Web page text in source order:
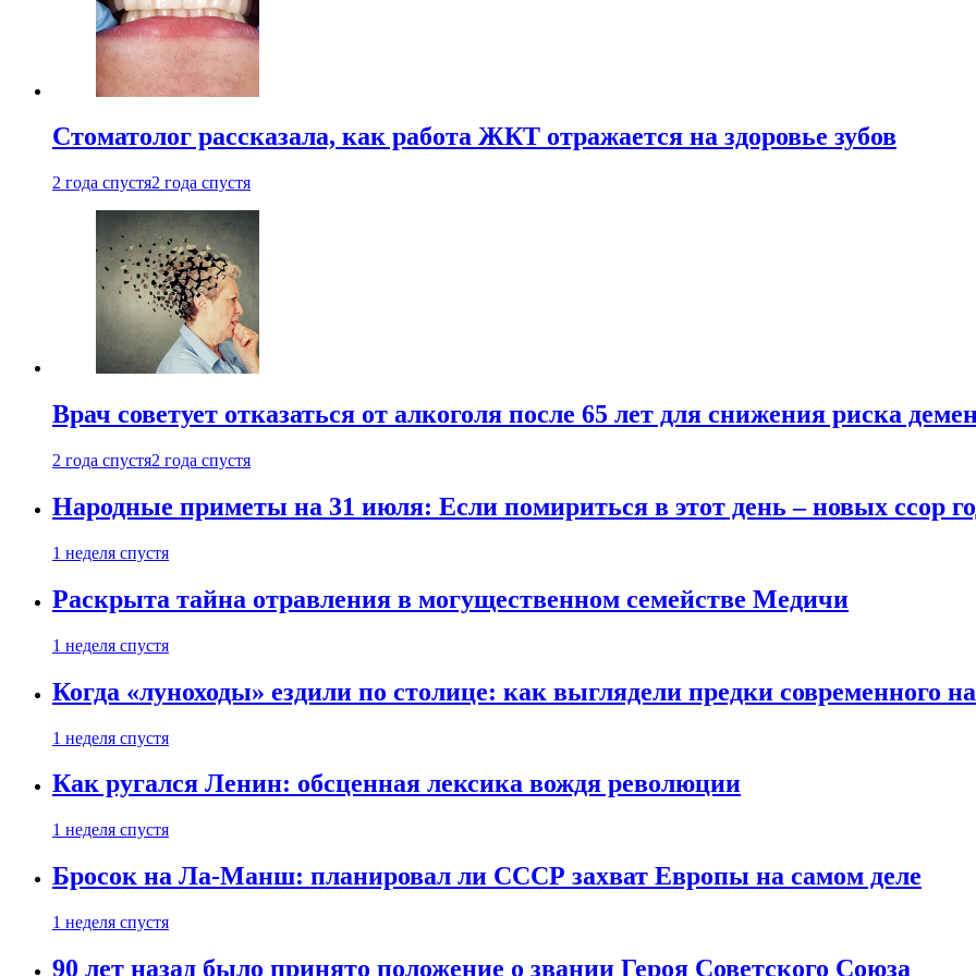
Стоматолог рассказала, как работа ЖКТ отражается на здоровье зубов
2 года спустя2 года спустя
Врач советует отказаться от алкоголя после 65 лет для снижения риска
2 года спустя2 года спустя
Народные приметы на 31 июля: Если помириться в этот день – новых ссор
1 неделя спустя
Раскрыта тайна отравления в могущественном семействе Медичи
1 неделя спустя
Когда «луноходы» ездили по столице: как выглядели предки современного
1 неделя спустя
Как ругался Ленин: обсценная лексика вождя революции
1 неделя спустя
Бросок на Ла-Манш: планировал ли СССР захват Европы на самом деле
1 неделя спустя
90 лет назад было принято положение о звании Героя Советского Союза